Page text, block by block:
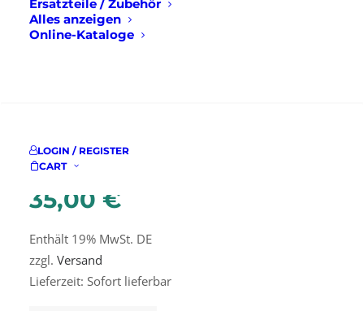
Ersatzteile / Zubehör
Alles anzeigen
Online-Kataloge
LOGIN / REGISTER
CART
Quicksilver Impeller
35,00 €
Enthält 19% MwSt. DE
zzgl. Versand
Lieferzeit: Sofort lieferbar